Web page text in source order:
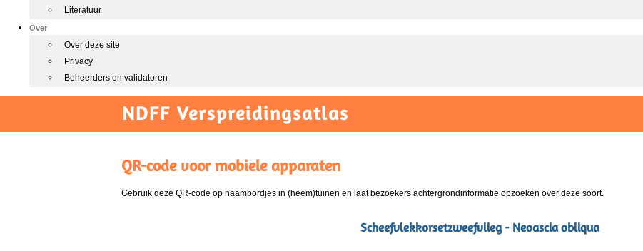
Literatuur
Over
Over deze site
Privacy
Beheerders en validatoren
NDFF Verspreidingsatlas
QR-code voor mobiele apparaten
Gebruik deze QR-code op naambordjes in (heem)tuinen en laat bezoekers achtergrondinformatie opzoeken over deze soort.
Scheefvlekkorsetzweefvlieg - Neoascia obliqua